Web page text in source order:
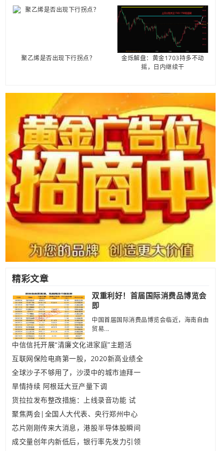
聚乙烯是否出现下行拐点？
金烁解盘：黄金1703持多不动
摇，日内继续干
精彩文章
双重利好！首届国际消费品博览会
即
中国首届国际消费品博览会临近，海南自由
贸易...
中信信托开展“清廉文化进家庭”主题活
互联网保险电商第一股，2020新高业绩全
全球沙子不够用了，沙漠中的城市迪拜一
旱情持续 阿根廷大豆产量下调
货拉拉发布整改措施：上线录音功能 试
聚焦两会|全国人大代表、央行郑州中心
芯片刚刚传来大消息，港股半导体股瞬间
成交量创年内新低后，银行率先发力引领